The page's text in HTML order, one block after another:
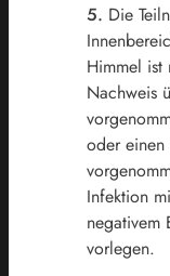
5. Die
Himmel ist
Nachweis
oder einen
Infektion
negativem
vorlegen.